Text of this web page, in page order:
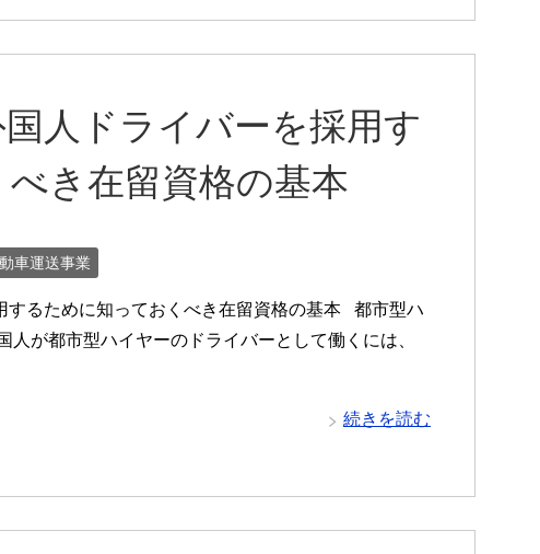
人ドライバーを採用す
き在留資格の基本
車運送事業
するために知っておくべき在留資格の基本 都市型ハ
が都市型ハイヤーのドライバーとして働くには、
続きを読む